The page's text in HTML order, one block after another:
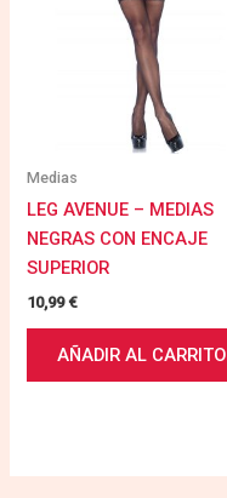
Medias
LEG AVENUE – MEDIAS
NEGRAS CON ENCAJE
SUPERIOR
10,99€
AÑADIR AL CARRITO